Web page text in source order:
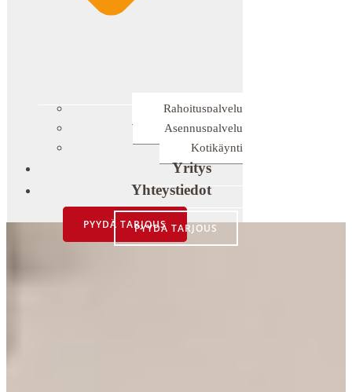
Rahoituspalvelu
Asennuspalvelu
Kotikäynti
Yritys
Yhteystiedot
PYYDÄ TARJOUSPYYDÄ TARJOUS